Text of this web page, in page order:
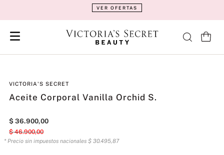
VER OFERTAS
VICTORIA'S SECRET
Aceite Corporal Vanilla Orchid S.
$ 36.900,00
$ 46.900,00
* Precio sin impuestos nacionales $ 30.495,87